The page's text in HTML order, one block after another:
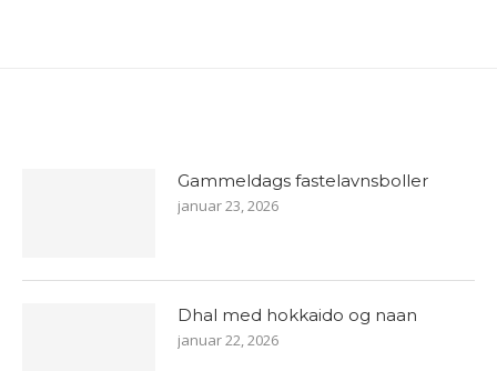
Gammeldags fastelavnsboller
januar 23, 2026
Dhal med hokkaido og naan
januar 22, 2026